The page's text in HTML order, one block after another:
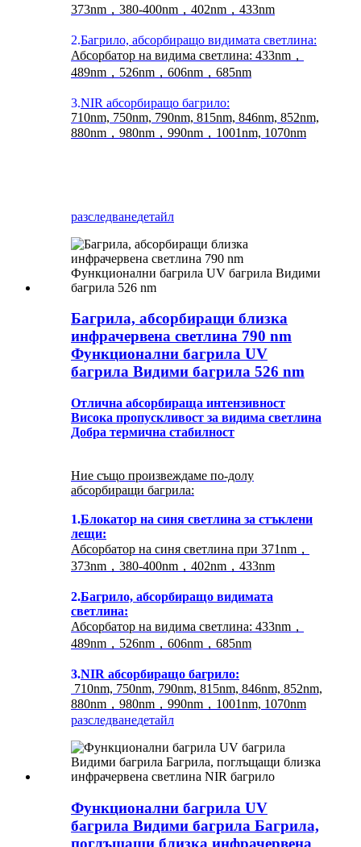
373nm，380-400nm，402nm，433nm
2.Багрило, абсорбиращо видимата светлина:
Абсорбатор на видима светлина: 433nm，
489nm，526nm，606nm，685nm
3.NIR абсорбиращо багрило:
710nm, 750nm, 790nm, 815nm, 846nm, 852nm,
880nm，980nm，990nm，1001nm, 1070nm
разследванедетайл
Багрила, абсорбиращи близка
инфрачервена светлина 790 nm
Функционални багрила UV
багрила Видими багрила 526 nm
Отлична абсорбираща интензивност
Висока пропускливост за видима светлина
Добра термична стабилност
Ние също произвеждаме по-долу
абсорбиращи багрила:
1.Блокатор на синя светлина за стъклени
лещи:
Абсорбатор на синя светлина при 371nm，
373nm，380-400nm，402nm，433nm
2.Багрило, абсорбиращо видимата
светлина:
Абсорбатор на видима светлина: 433nm，
489nm，526nm，606nm，685nm
3.NIR абсорбиращо багрило:
710nm, 750nm, 790nm, 815nm, 846nm, 852nm,
880nm，980nm，990nm，1001nm, 1070nm
разследванедетайл
Функционални багрила UV
багрила Видими багрила Багрила,
поглъщащи близка инфрачервена